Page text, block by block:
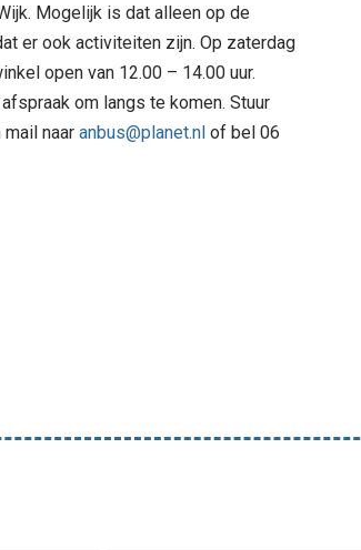
Mogelijk is dat alleen op de
er ook activiteiten zijn. Op zaterdag
open van 12.00 – 14.00 uur.
om langs te komen. Stuur
mail naaranbus@planet.nl of bel 06